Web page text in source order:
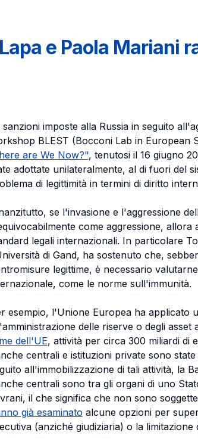
e Paola Mariani
sanzioni imposte alla Russia in seguito
BLEST (Bocconi Lab in European
are We Now?", tenutosi il 16 giugno
adottate unilateralmente, al di fuori del
di legittimità in termini di diritto
se l'invasione e l'aggressione
come aggressione,
legali internazionali. In particolare
di Gand, ha sostenuto che,
legittime, è necessario
come le norme sull'immunità.
esempio, l'Unione Europea ha applicato
delle riserve o degli
dell'UE, attività per circa 300 miliardi di
centrali e istituzioni private sono
all'immobilizzazione di tali attività, la
centrali sono tra gli organi di uno
il che significa che non sono
già esaminato alcune opzioni per
(anziché giudiziaria) o la